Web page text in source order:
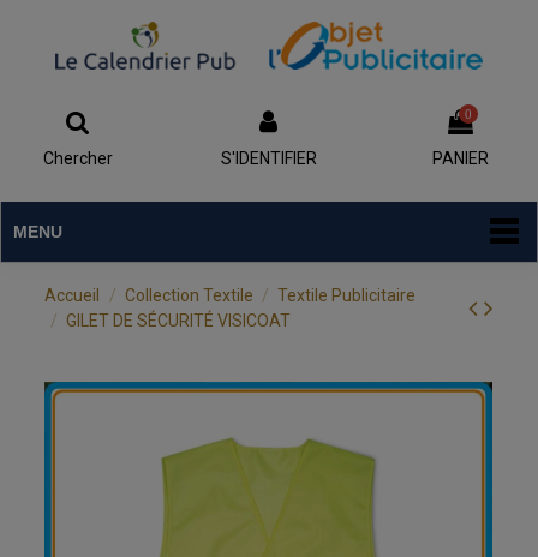
Chercher S'IDENTIFIER
0
PANIER
MENU
Accueil Collection Textile
Textile Publicitaire
GILET DE SÉCURITÉ VISICOAT